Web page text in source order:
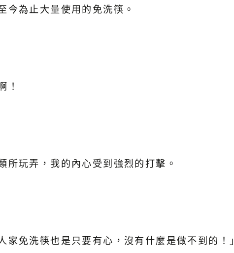
今為止大量使用的免洗筷。
！
所玩弄，我的內心受到強烈的打擊。
家免洗筷也是只要有心，沒有什麼是做不到的！」